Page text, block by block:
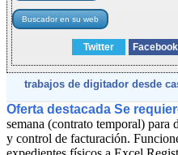
Twitter Facebook
trabajos de digitador desde
Oferta destacada Se
semana (contrato temporal) para
y control de facturación.